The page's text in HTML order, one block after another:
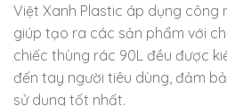
Việt Xanh Plastic áp dụng công
giúp tạo ra các sản phẩm với
chiếc thùng rác 90L đều được
đến tay người tiêu dùng, đảm
sử dụng tốt nhất.